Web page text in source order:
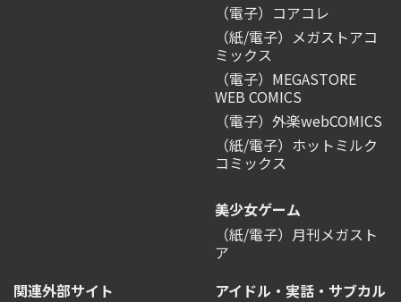
（電子）コアコレ
（紙/電子）メガストアコ
ミックス
（電子）MEGASTORE
WEB COMICS
（電子）外楽webCOMICS
（紙/電子）ホットミルク
コミックス
美少女ゲーム
（紙/電子）月刊メガスト
ア
関連外部サイト
アイドル・実話・サブカル